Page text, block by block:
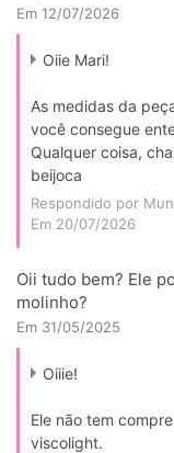
Em 12/07/2026
Oiie Mari!
As medidas da
você consegue
Qualquer coisa,
beijoca
Respondido por
Em 20/07/2026
Oii tudo bem? Ele
molinho?
Em 31/05/2025
Oiiie!
Ele não tem
viscolight.